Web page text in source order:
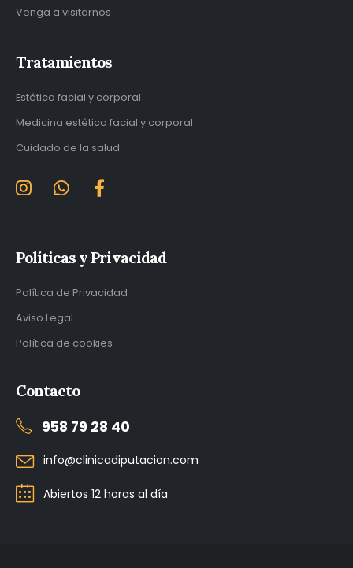
Venga a visitarnos
Tratamientos
Estética facial y corporal
Medicina estética facial y corporal
Cuidado de la salud
Políticas y Privacidad
Política de Privacidad
Aviso Legal
Política de cookies
Contacto
958 79 28 40
info@clinicadiputacion.com
Abiertos 12 horas al día